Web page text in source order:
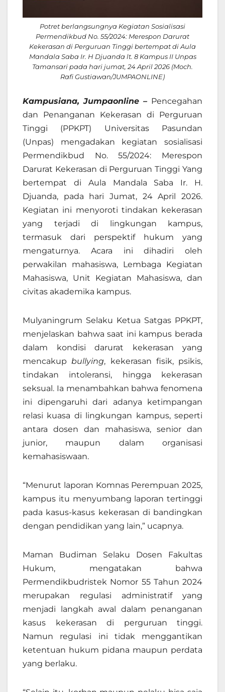
Potret berlangsungnya Kegiatan Sosialisasi
Permendikbud No. 55/2024: Merespon Darurat
Kekerasan di Perguruan Tinggi bertempat di Aula
Mandala Saba Ir. H Djuanda lt. 8 Kampus II Unpas
Tamansari pada hari jumat, 24 April 2026 (Moch.
Rafi Gustiawan/JUMPAONLINE)
Kampusiana, Jumpaonline – Pencegahan
dan Penanganan Kekerasan di Perguruan
Tinggi (PPKPT) Universitas Pasundan
(Unpas) mengadakan kegiatan sosialisasi
Permendikbud No. 55/2024: Merespon
Darurat Kekerasan di Perguruan Tinggi Yang
bertempat di Aula Mandala Saba Ir. H.
Djuanda, pada hari Jumat, 24 April 2026.
Kegiatan ini menyoroti tindakan kekerasan
yang terjadi di lingkungan kampus,
termasuk dari perspektif hukum yang
mengaturnya. Acara ini dihadiri oleh
perwakilan mahasiswa, Lembaga Kegiatan
Mahasiswa, Unit Kegiatan Mahasiswa, dan
civitas akademika kampus.
Mulyaningrum Selaku Ketua Satgas PPKPT,
menjelaskan bahwa saat ini kampus berada
dalam kondisi darurat kekerasan yang
mencakupbullying, kekerasan fisik, psikis,
tindakan intoleransi, hingga kekerasan
seksual. Ia menambahkan bahwa fenomena
ini dipengaruhi dari adanya ketimpangan
relasi kuasa di lingkungan kampus, seperti
antara dosen dan mahasiswa, senior dan
junior, maupun dalam organisasi
kemahasiswaan.
“Menurut laporan Komnas Perempuan 2025,
kampus itu menyumbang laporan tertinggi
pada kasus-kasus kekerasan di bandingkan
dengan pendidikan yang lain,” ucapnya.
Maman Budiman Selaku Dosen Fakultas
Hukum, mengatakan bahwa
Permendikbudristek Nomor 55 Tahun 2024
merupakan regulasi administratif yang
menjadi langkah awal dalam penanganan
kasus kekerasan di perguruan tinggi.
Namun regulasi ini tidak menggantikan
ketentuan hukum pidana maupun perdata
yang berlaku.